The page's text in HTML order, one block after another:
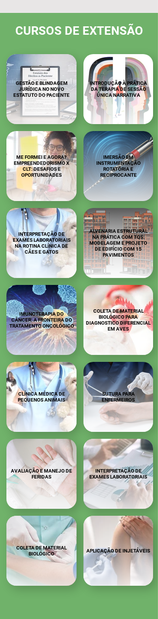
CURSOS DE EXTENSÃO
GESTÃO E BLINDAGEM
JURÍDICA NO NOVO
ESTATUTO DO PACIENTE
INTRODUÇÃO À PRÁTICA
DA TERAPIA DE SESSÃO
ÚNICA NARRATIVA
ME FORMEI E AGORA?
EMPREENDEDORISMO X
CLT: DESAFIOS E
OPORTUNIDADES
IMERSÃO EM
INSTRUMENTAÇÃO
ROTATÓRIA E
RECIPROCANTE
INTERPRETAÇÃO DE
EXAMES LABORATORIAIS
NA ROTINA CLÍNICA DE
CÃES E GATOS
ALVENARIA ESTRUTURAL
NA PRÁTICA COM TQS:
MODELAGEM E PROJETO
DE EDIFÍCIO COM 15
PAVIMENTOS
IMUNOTERAPIA DO
CÂNCER: A FRONTEIRA DO
TRATAMENTO ONCOLÓGICO
COLETA DE MATERIAL
BIOLÓGICO PARA
DIAGNOSTICO DIFERENCIAL
EM AVES
CLÍNICA MÉDICA DE
PEQUENOS ANIMAIS
SUTURA PARA
ENFERMEIROS
AVALIAÇÃO E MANEJO DE
FERIDAS
INTERPRETAÇÃO DE
EXAMES LABORATORIAIS
COLETA DE MATERIAL
BIOLÓGICO
APLICAÇÃO DE INJETÁVEIS